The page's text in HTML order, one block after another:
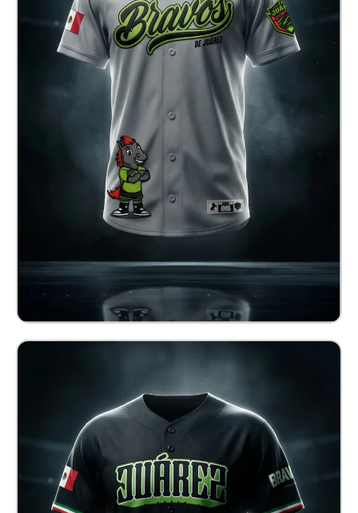
Jersey Baseball Bravos
$ 900.00 MXN
Jersey Baseball Juárez